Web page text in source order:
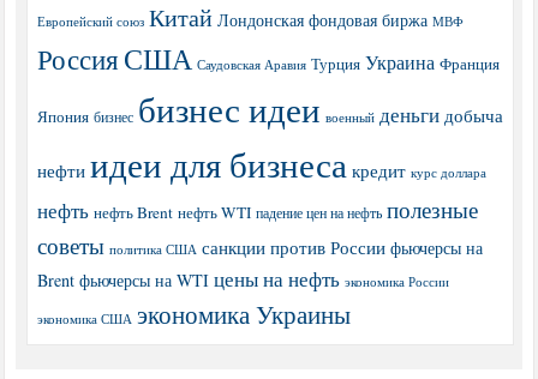
Европейский союз Китай Лондонская фондовая биржа МВФ
РоссияСША Саудовская Аравия Турция Украина Франция
Япония бизнес бизнес идеи военный деньги добыча
нефти идеи для бизнеса кредит курс доллара
нефть нефть Brent нефть WTI падение цен на нефть полезные
советы политика США санкции против России фьючерсы на
Brent фьючерсы на WTI цены на нефть экономика России
экономика США экономика Украины